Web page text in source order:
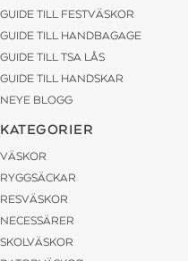
GUIDE TILL FESTVÄSKOR
GUIDE TILL HANDBAGAGE
GUIDE TILL TSA LÅS
GUIDE TILL HANDSKAR
NEYE BLOGG
KATEGORIER
VÄSKOR
RYGGSÄCKAR
RESVÄSKOR
NECESSÄRER
SKOLVÄSKOR